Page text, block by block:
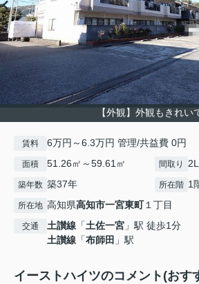
【外観】外観もきれい
賃料 6万円～6.3万円 管理/共益費 0円
面積 51.26㎡～59.61㎡ 間取り
築年数 築37年 所在階 1
所在地 高知県高知市一宮東町１丁目
交通 土讃線 「土佐一宮 」駅 徒歩1分
土讃線 「布師田 」駅
イーストハイツのコメント(おす